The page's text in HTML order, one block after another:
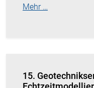
Mehr …
15.